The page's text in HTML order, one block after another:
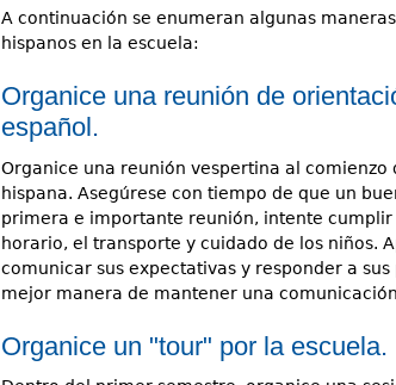
A continuación se enumeran algunas
hispanos en la escuela:
Organice una reunión de
español.
Organice una reunión vespertina al
hispana. Asegúrese con tiempo de que un
primera e importante reunión, intente
horario, el transporte y cuidado de los niños.
comunicar sus expectativas y responder a
mejor manera de mantener una
Organice un "tour" por la escuela.